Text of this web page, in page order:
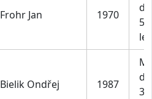
Frohr Jan 1970
do
59
let
Bielik Ondřej 1987
do
39